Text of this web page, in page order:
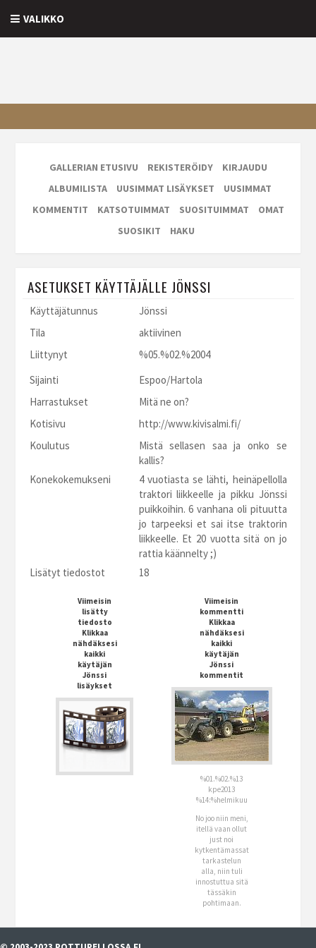
VALIKKO
GALLERIAN ETUSIVU REKISTERÖIDY
KIRJAUDU
ALBUMILISTA
UUSIMMAT LISÄYKSET
UUSIMMAT
KOMMENTIT
KATSOTUIMMAT SUOSITUIMMAT
OMAT
SUOSIKIT
HAKU
ASETUKSET KÄYTTÄJÄLLE JÖNSSI
Käyttäjätunnus
Jönssi
Tila
aktiivinen
Liittynyt
%05.%02.%2004
Sijainti
Espoo/Hartola
Harrastukset
Mitä ne on?
Kotisivu
http://www.kivisalmi.fi/
Koulutus
Mistä sellasen saa ja onko se
kallis?
Konekokemukseni
4 vuotiasta se lähti, heinäpellolla
traktori liikkeelle ja pikku Jönssi
puikkoihin. 6 vanhana oli pituutta
jo tarpeeksi et sai itse traktorin
liikkeelle. Et 20 vuotta sitä on jo
rattia käännelty ;)
Lisätyt tiedostot
18
Viimeisin
lisätty
tiedosto
Klikkaa
nähdäksesi
kaikki
käytäjän
Jönssi
lisäykset
Viimeisin
kommentti
Klikkaa
nähdäksesi
kaikki
käytäjän
Jönssi
kommentit
%01.%02.%13
kpe2013
%14:%helmikuu
No joo niin meni,
itellä vaan ollut
just noi
kytkentämassat
tarkastelun
alla, niin tuli
innostuttua sitä
tässäkin
pohtimaan.